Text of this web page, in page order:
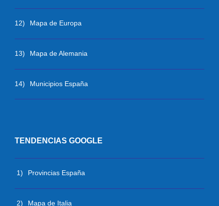
12) Mapa de Europa
13) Mapa de Alemania
14) Municipios España
TENDENCIAS GOOGLE
1) Provincias España
2) Mapa de Italia